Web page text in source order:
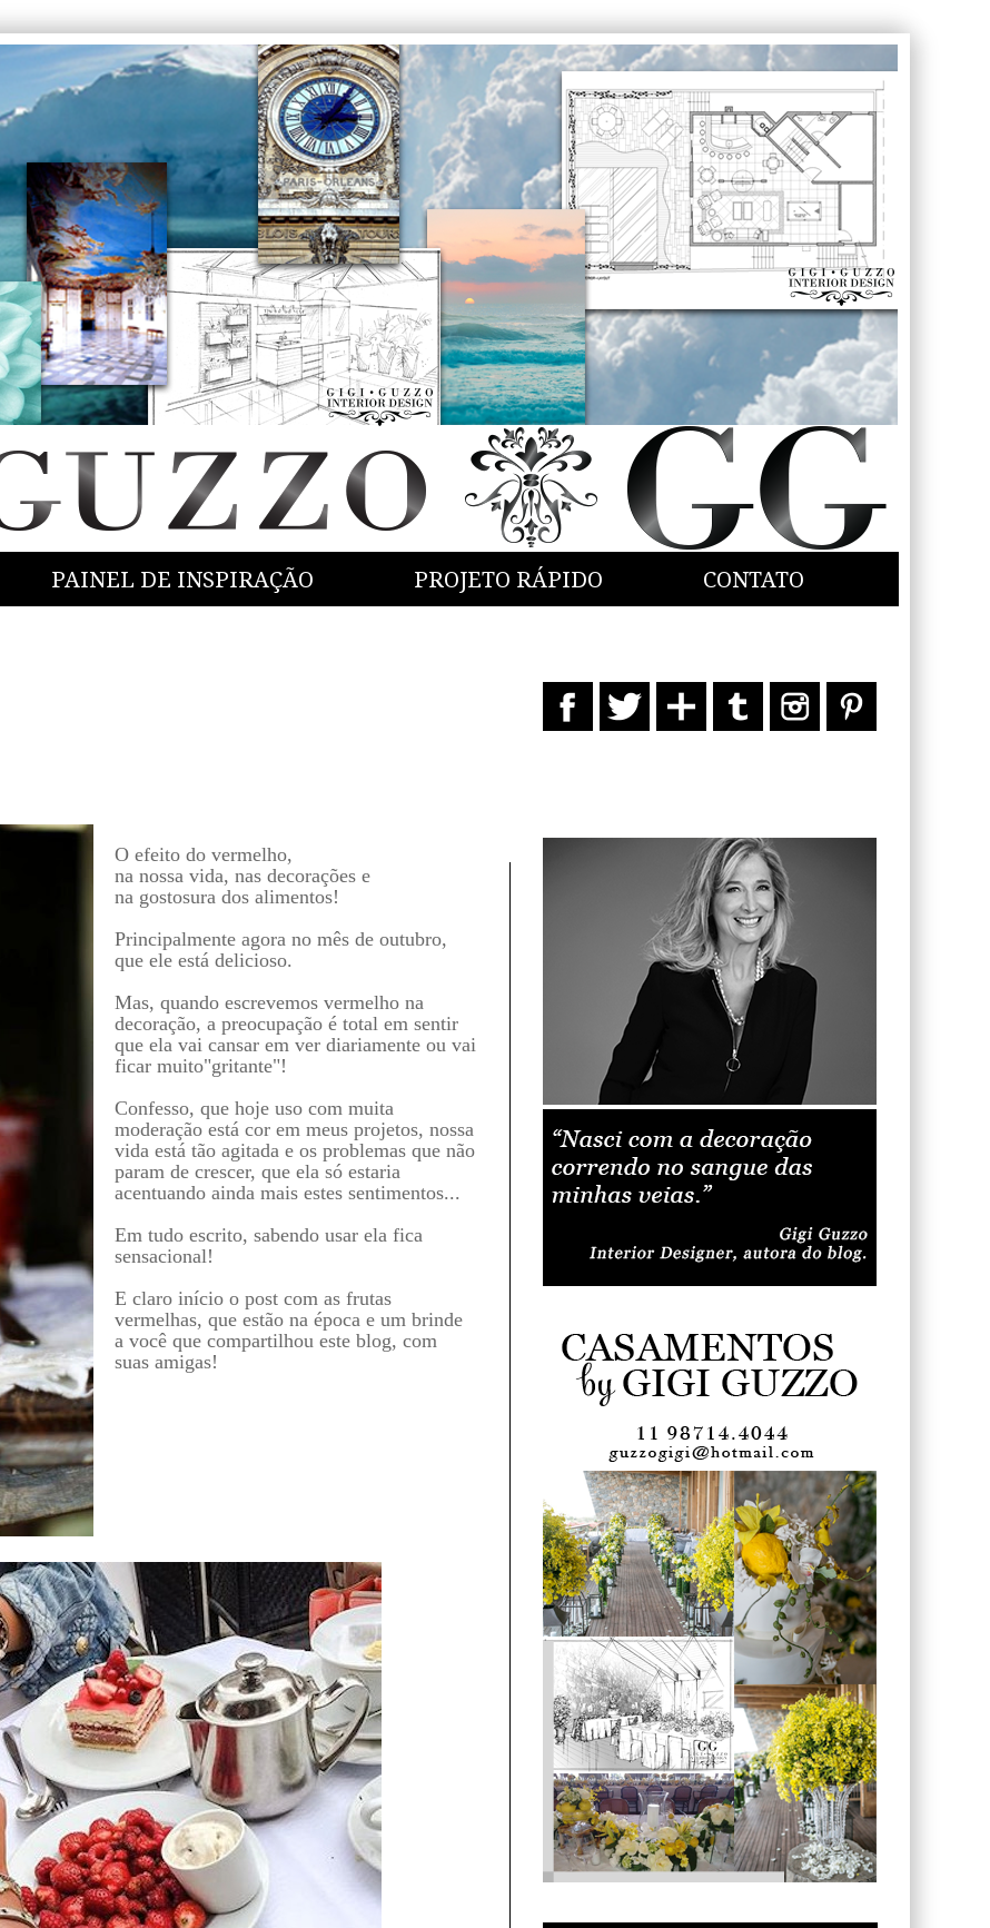
PAINEL DE INSPIRAÇÃO PROJETO RÁPIDO CONTATO
O efeito do vermelho,
na nossa vida, nas decorações e
na gostosura dos alimentos!
Principalmente agora no mês de outubro,
que ele está delicioso.
Mas, quando escrevemos vermelho na
decoração, a preocupação é total em sentir
que ela vai cansar em ver diariamente ou vai
ficar muito"gritante"!
Confesso, que hoje uso com muita
moderação está cor em meus projetos, nossa
vida está tão agitada e os problemas que não
param de crescer, que ela só estaria
acentuando ainda mais estes sentimentos...
Em tudo escrito, sabendo usar ela fica
sensacional!
E claro início o post com as frutas
vermelhas, que estão na época e um brinde
a você que compartilhou este blog, com
suas amigas!